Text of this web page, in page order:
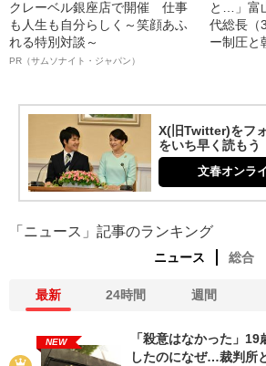
クレーベル銀座店で開催 仕事
も人生も自分らしく～笑顔あふ
れる特別対談～
PR（サムソナイト・ジャパン）
と…」富
代総長（
ー制圧と
X(旧Twitter)をフ
をいち早く読もう
文春オンラ
「ニュース」記事のランキング
ニュース 総合
最新 24時間 週間
NEW
「殺意はなかった」
したのになぜ…裁判所